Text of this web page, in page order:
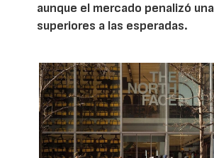
aunque el mercado penalizó
superiores a las esperadas.